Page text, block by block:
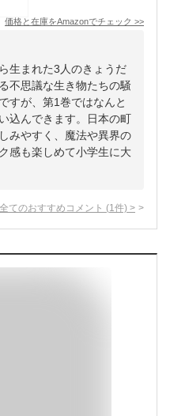
価格と在庫をAmazonでチェック >>
生まれた3人のきょうだ
不思議な生き物たちの騒
すが、第1巻ではなんと
込んできます。日本の町
みやすく、魔法や異界の
感も楽しめて小学生に大
全てのおすすめコメント (1 件) >